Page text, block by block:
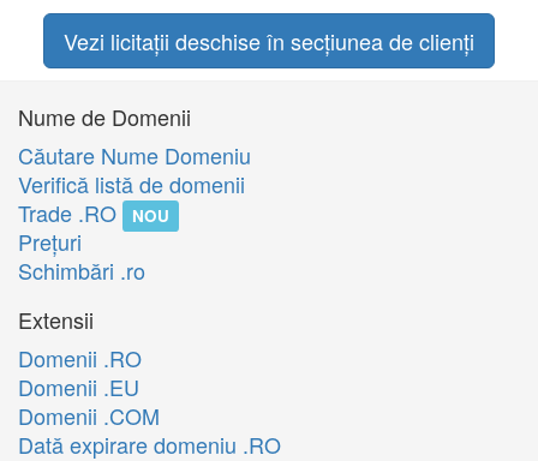
Vezi licitații deschise în secțiunea de clienți
Nume de Domenii
Căutare Nume Domeniu
Verifică listă de domenii
Trade .RO
NOU
Preţuri
Schimbări .ro
Extensii
Domenii .RO
Domenii .EU
Domenii .COM
Dată expirare domeniu .RO